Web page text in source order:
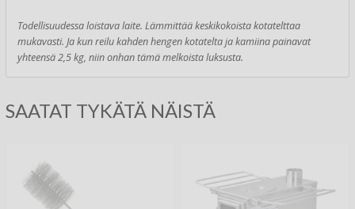
Todellisuudessa loistava laite. Lämmittää keskikokoista kotatelttaa
mukavasti. Ja kun reilu kahden hengen kotatelta ja kamiina painavat
yhteensä 2,5 kg, niin onhan tämä melkoista luksusta.
SAATAT TYKÄTÄ NÄISTÄ